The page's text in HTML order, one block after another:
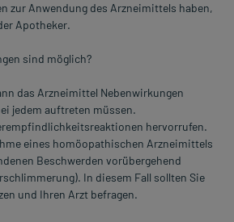
zur Anwendung des Arzneimittels haben,
Apotheker.
sind möglich?
das Arzneimittel Nebenwirkungen
jedem auftreten müssen.
hervorrufen.
eines homöopathischen Arzneimittels
Beschwerden vorübergehend
In diesem Fall sollten Sie
und Ihren Arzt befragen.